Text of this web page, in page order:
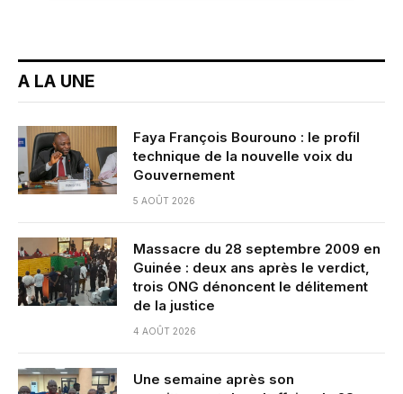
A LA UNE
Faya François Bourouno : le profil
technique de la nouvelle voix du
Gouvernement
5 AOÛT 2026
Massacre du 28 septembre 2009 en
Guinée : deux ans après le verdict,
trois ONG dénoncent le délitement
de la justice
4 AOÛT 2026
Une semaine après son